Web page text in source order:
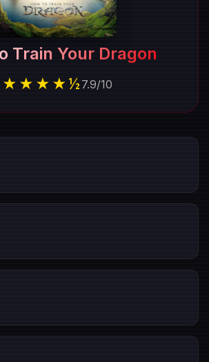
Train Your Dragon
7.9/10